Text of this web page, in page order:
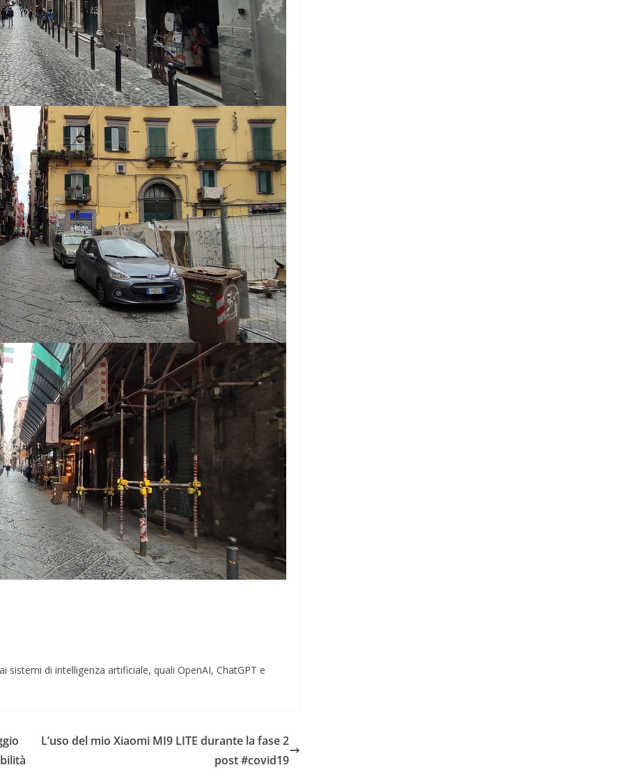
di intelligenza artificiale, quali OpenAI, ChatGPT e
L’uso del mio Xiaomi MI9 LITE durante la fase 2
post #covid19